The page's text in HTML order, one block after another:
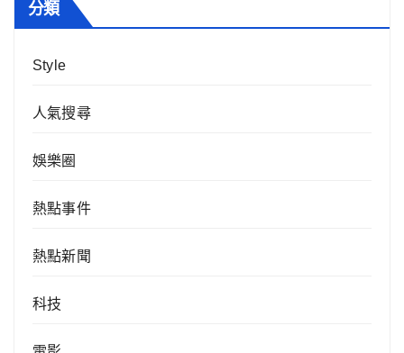
分類
Style
人氣搜尋
娛樂圈
熱點事件
熱點新聞
科技